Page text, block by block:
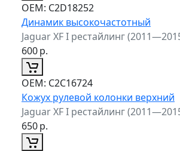
ОЕМ: C2D18252
Динамик высокочастотный
Jaguar XF I рестайлинг
600р.
ОЕМ: C2C16724
Кожух рулевой колонки верхний
Jaguar XF I рестайлинг
650р.